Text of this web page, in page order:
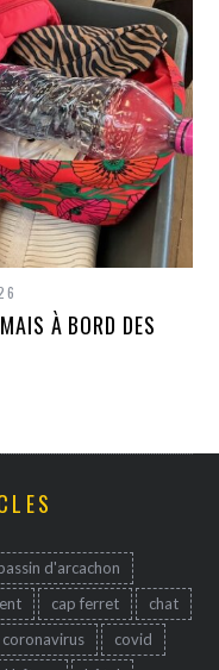
À BORD DES
d'arcachon
cap ferret
chat
coronavirus
covid